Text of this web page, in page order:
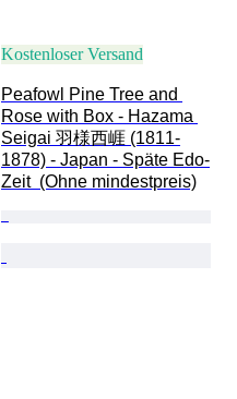
Kostenloser Versand
Peafowl Pine Tree and
Rose with Box - Hazama
Seigai 羽様西崕 (1811-
1878) - Japan - Späte Edo-
Zeit  (Ohne mindestpreis)